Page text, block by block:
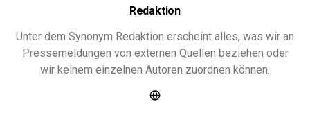
Redaktion
Unter dem Synonym Redaktion erscheint alles, was wir an
Pressemeldungen von externen Quellen beziehen oder
wir keinem einzelnen Autoren zuordnen können.